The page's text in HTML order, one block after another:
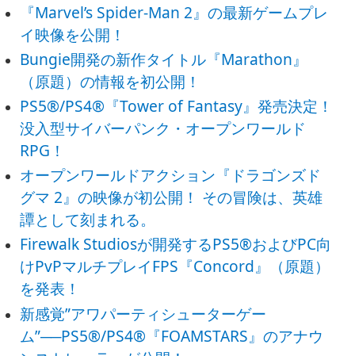
『Marvel’s Spider-Man 2』の最新ゲームプレ
イ映像を公開！
Bungie開発の新作タイトル『Marathon』
（原題）の情報を初公開！
PS5®/PS4®『Tower of Fantasy』発売決定！
没入型サイバーパンク・オープンワールド
RPG！
オープンワールドアクション『ドラゴンズド
グマ 2』の映像が初公開！ その冒険は、英雄
譚として刻まれる。
Firewalk Studiosが開発するPS5®およびPC向
けPvPマルチプレイFPS『Concord』（原題）
を発表！
新感覚”アワパーティシューターゲー
ム”──PS5®/PS4®『FOAMSTARS』のアナウ